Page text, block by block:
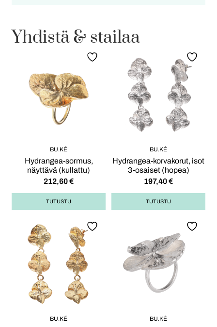
Yhdistä & stailaa
BU.KÉ
Hydrangea-sormus,
näyttävä (kullattu)
212,60€
TUTUSTU
BU.KÉ
Hydrangea-korvakorut, isot
3-osaiset (hopea)
197,40€
TUTUSTU
BU.KÉ BU.KÉ